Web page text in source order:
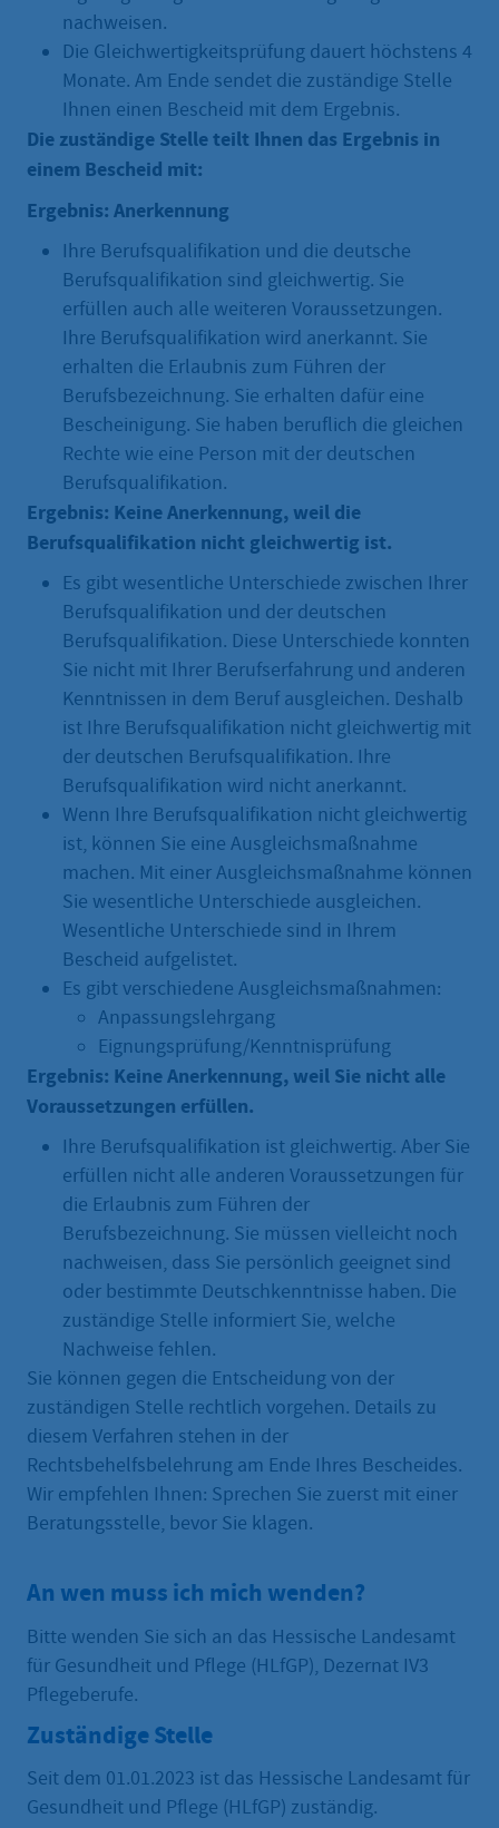
nachweisen.
Die Gleichwertigkeitsprüfung dauert höchstens 4
Monate. Am Ende sendet die zuständige Stelle
Ihnen einen Bescheid mit dem Ergebnis.
Die zuständige Stelle teilt Ihnen das Ergebnis in
einem Bescheid mit:
Ergebnis: Anerkennung
Ihre Berufsqualifikation und die deutsche
Berufsqualifikation sind gleichwertig. Sie
erfüllen auch alle weiteren Voraussetzungen.
Ihre Berufsqualifikation wird anerkannt. Sie
erhalten die Erlaubnis zum Führen der
Berufsbezeichnung. Sie erhalten dafür eine
Bescheinigung. Sie haben beruflich die gleichen
Rechte wie eine Person mit der deutschen
Berufsqualifikation.
Ergebnis: Keine Anerkennung, weil die
Berufsqualifikation nicht gleichwertig ist.
Es gibt wesentliche Unterschiede zwischen Ihrer
Berufsqualifikation und der deutschen
Berufsqualifikation. Diese Unterschiede konnten
Sie nicht mit Ihrer Berufserfahrung und anderen
Kenntnissen in dem Beruf ausgleichen. Deshalb
ist Ihre Berufsqualifikation nicht gleichwertig mit
der deutschen Berufsqualifikation. Ihre
Berufsqualifikation wird nicht anerkannt.
Wenn Ihre Berufsqualifikation nicht gleichwertig
ist, können Sie eine Ausgleichsmaßnahme
machen. Mit einer Ausgleichsmaßnahme können
Sie wesentliche Unterschiede ausgleichen.
Wesentliche Unterschiede sind in Ihrem
Bescheid aufgelistet.
Es gibt verschiedene Ausgleichsmaßnahmen:
Anpassungslehrgang
Eignungsprüfung/Kenntnisprüfung
Ergebnis: Keine Anerkennung, weil Sie nicht alle
Voraussetzungen erfüllen.
Ihre Berufsqualifikation ist gleichwertig. Aber Sie
erfüllen nicht alle anderen Voraussetzungen für
die Erlaubnis zum Führen der
Berufsbezeichnung. Sie müssen vielleicht noch
nachweisen, dass Sie persönlich geeignet sind
oder bestimmte Deutschkenntnisse haben. Die
zuständige Stelle informiert Sie, welche
Nachweise fehlen.
Sie können gegen die Entscheidung von der
zuständigen Stelle rechtlich vorgehen. Details zu
diesem Verfahren stehen in der
Rechtsbehelfsbelehrung am Ende Ihres Bescheides.
Wir empfehlen Ihnen: Sprechen Sie zuerst mit einer
Beratungsstelle, bevor Sie klagen.
An wen muss ich mich wenden?
Bitte wenden Sie sich an das Hessische Landesamt
für Gesundheit und Pflege (HLfGP), Dezernat IV3
Pflegeberufe.
Zuständige Stelle
Seit dem 01.01.2023 ist das Hessische Landesamt für
Gesundheit und Pflege (HLfGP) zuständig.